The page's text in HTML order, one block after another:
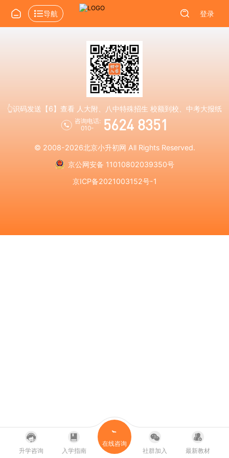
导航 登录
👆识码发送【6】查看 人大附、八中特殊招生 校额到校、中考大报纸
咨询电话:
010-
5624 8351
© 2008-2026北京小升初网 All Rights Reserved.
京公网安备 11010802039350号
京ICP备2021003152号-1
升学咨询 入学指南
在线咨询
社群加入
最新教材